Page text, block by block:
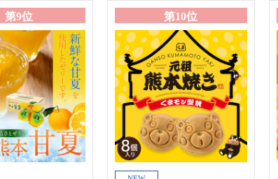
第9位 第10位